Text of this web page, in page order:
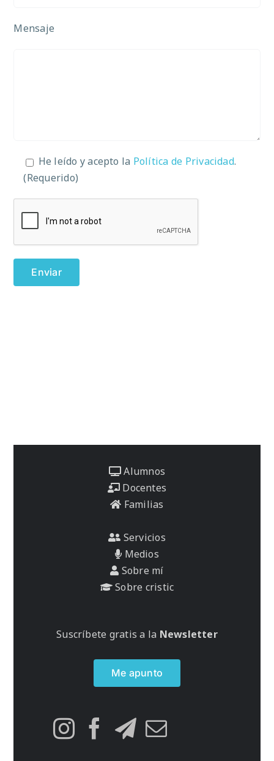
Mensaje
He leído y acepto la Política de Privacidad.
(Requerido)
Alumnos
Docentes
Familias
Servicios
Medios
Sobre mí
Sobre cristic
Suscríbete gratis a la Newsletter
Me apunto